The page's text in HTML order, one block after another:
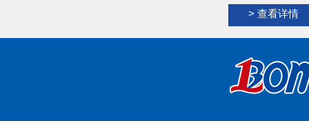
力混合搅拌工业
具有快速的混合
黏剂、硅胶、锂
角，无残留，清
置，实现搅拌、
> 查看详情